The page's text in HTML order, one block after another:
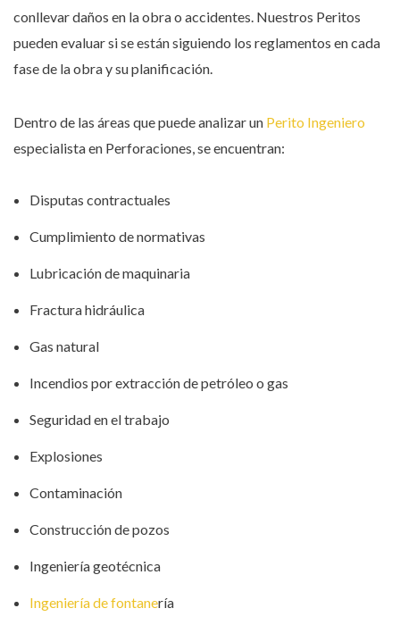
conllevar daños en la obra o accidentes. Nuestros Peritos
pueden evaluar si se están siguiendo los reglamentos en cada
fase de la obra y su planificación.
Dentro de las áreas que puede analizar un Perito Ingeniero
especialista en Perforaciones, se encuentran:
Disputas contractuales
Cumplimiento de normativas
Lubricación de maquinaria
Fractura hidráulica
Gas natural
Incendios por extracción de petróleo o gas
Seguridad en el trabajo
Explosiones
Contaminación
Construcción de pozos
Ingeniería geotécnica
Ingeniería de fontanería